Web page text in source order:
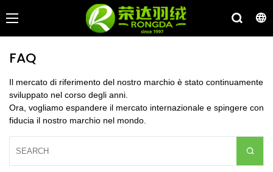
FAQ
Il mercato di riferimento del nostro marchio è stato continuamente
sviluppato nel corso degli anni.
Ora, vogliamo espandere il mercato internazionale e spingere con
fiducia il nostro marchio nel mondo.